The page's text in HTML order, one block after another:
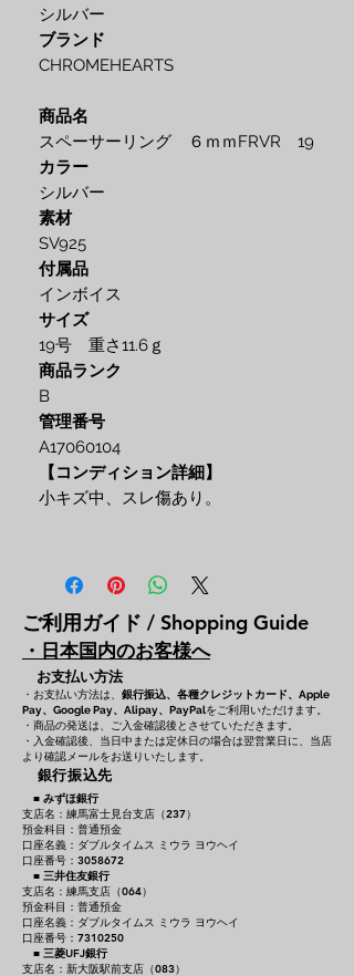
シルバー
ブランド
CHROMEHEARTS
商品名
スペーサーリング ６ｍｍFRVR 19
カラー
シルバー
素材
SV925
付属品
インボイス
サイズ
19号 重さ11.6ｇ
商品ランク
B
管理番号
A17060104
【コンディション詳細】
小キズ中、スレ傷あり。
ご利用ガイド / Shopping Guide
・日本国内のお客様へ
お支払い方法
・お支払い方法は、 銀行振込、各種クレジットカード、 Apple
Pay、Google Pay、Alipay、PayPalをご利用いただけます。
・商品の発送は、ご入金確認後とさせていただきます。
・入金確認後、当日中または定休日の場合は翌営業日に、当店
より確認メールをお送りいたします。
銀行振込先
■ みずほ銀行
支店名：練馬富士見台支店（237）
預金科目：普通預金
口座名義：ダブルタイムス ミウラ ヨウヘイ
口座番号：3058672
■ 三井住友銀行
支店名：練馬支店（064）
預金科目：普通預金
口座名義：ダブルタイムス ミウラ ヨウヘイ
口座番号：7310250
■ 三菱UFJ銀行
支店名：新大阪駅前支店（083）